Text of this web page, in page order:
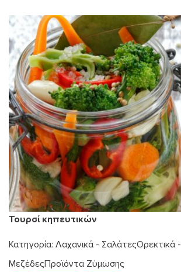
Τουρσί κηπευτικών
Κατηγορία: Λαχανικά - ΣαλάτεςΟρεκτικά -
ΜεζέδεςΠροϊόντα Ζύμωσης